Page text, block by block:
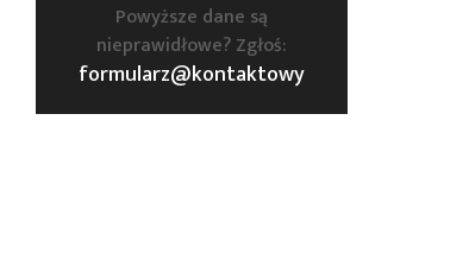
Powyższe dane są
nieprawidłowe? Zgłoś:
formularz@kontaktowy